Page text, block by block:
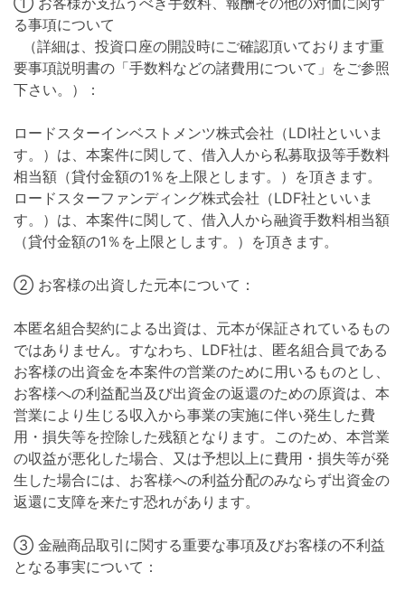
る事項について
（詳細は、投資口座の開設時にご確認頂いております重
要事項説明書の「手数料などの諸費用について」をご参照
下さい。）：
ロードスターインベストメンツ株式会社（LDI社といいま
す。）は、本案件に関して、借入人から私募取扱等手数料
相当額（貸付金額の1％を上限とします。）を頂きます。
ロードスターファンディング株式会社（LDF社といいま
す。）は、本案件に関して、借入人から融資手数料相当額
（貸付金額の1％を上限とします。）を頂きます。
② お客様の出資した元本について：
本匿名組合契約による出資は、元本が保証されているもの
ではありません。すなわち、LDF社は、匿名組合員である
お客様の出資金を本案件の営業のために用いるものとし、
お客様への利益配当及び出資金の返還のための原資は、本
営業により生じる収入から事業の実施に伴い発生した費
用・損失等を控除した残額となります。このため、本営業
の収益が悪化した場合、又は予想以上に費用・損失等が発
生した場合には、お客様への利益分配のみならず出資金の
返還に支障を来たす恐れがあります。
③ 金融商品取引に関する重要な事項及びお客様の不利益
となる事実について：